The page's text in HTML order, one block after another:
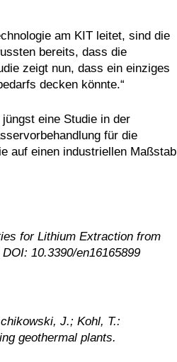
am KIT leitet, sind die
bereits, dass die
zeigt nun, dass ein einziges
decken könnte.“
eine Studie in der
für die
auf einen industriellen Maßstab
for Lithium Extraction from
10.3390/en16165899
J.; Kohl, T.:
geothermal plants.